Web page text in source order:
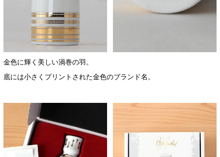
金色に輝く美しい渦巻の羽。
底には小さくプリントされた金色のブランド名。